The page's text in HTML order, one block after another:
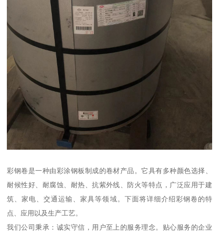
彩钢卷是一种由彩涂钢板制成的卷材产品。它具有多种颜色选择、
耐候性好、耐腐蚀、耐热、抗紫外线、防火等特点，广泛应用于建
筑、家电、交通运输、家具等领域。下面将详细介绍彩钢卷的特
点、应用以及生产工艺。
我们公司秉承：诚实守信，用户至上的服务理念。贴心服务的企业